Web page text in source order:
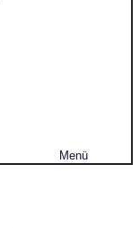
Menü